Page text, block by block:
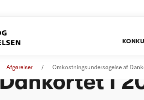
Afgørelser Omkostningsundersøgelse af
Dankortet i